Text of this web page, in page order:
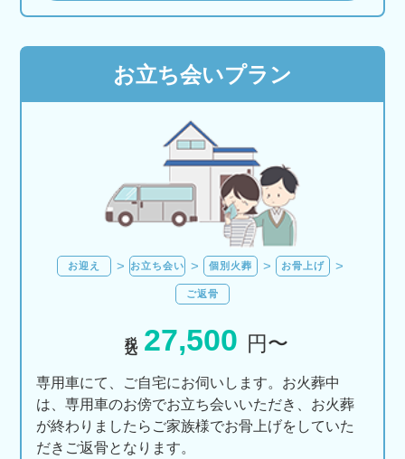
お立ち会いプラン
お迎え お立ち会い 個別火葬 お骨上げ
ご返骨
27,500 円〜
専用車にて、ご自宅にお伺いします。お火葬中
は、専用車のお傍でお立ち会いいただき、お火葬
が終わりましたらご家族様でお骨上げをしていた
だきご返骨となります。